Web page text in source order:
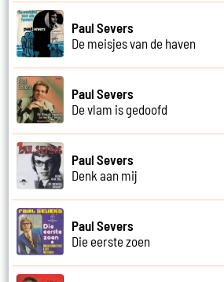
Paul Severs
De meisjes van de haven
Paul Severs
De vlam is gedoofd
Paul Severs
Denk aan mij
Paul Severs
Die eerste zoen